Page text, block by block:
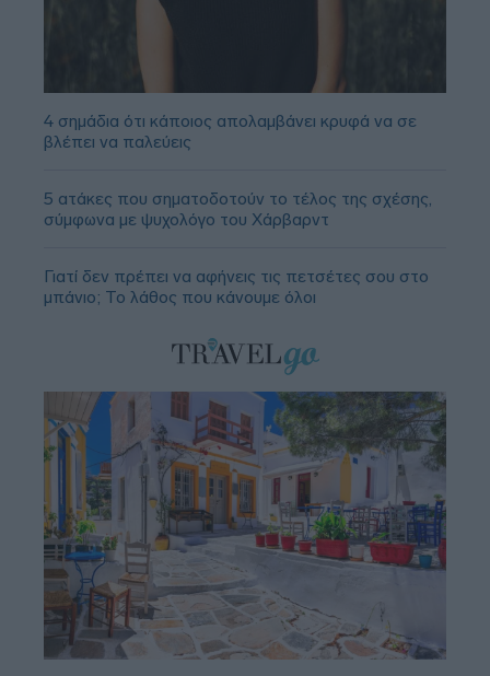
4 σημάδια ότι κάποιος απολαμβάνει κρυφά να σε
βλέπει να παλεύεις
5 ατάκες που σηματοδοτούν το τέλος της σχέσης,
σύμφωνα με ψυχολόγο του Χάρβαρντ
Γιατί δεν πρέπει να αφήνεις τις πετσέτες σου στο
μπάνιο; Το λάθος που κάνουμε όλοι